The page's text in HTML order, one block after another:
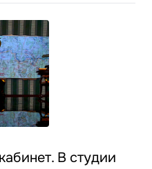
В студии